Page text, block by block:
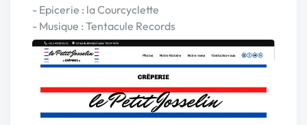
- Epicerie : la Courcyclette
- Musique : Tentacule Records